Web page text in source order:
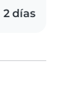
2 días